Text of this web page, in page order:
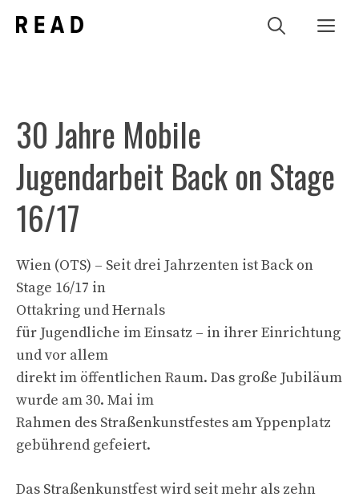
Inhalt
30 Jahre Mobile
Jugendarbeit Back on Stage
16/17
Wien (OTS) – Seit drei Jahrzenten ist Back on
Stage 16/17 in
Ottakring und Hernals
für Jugendliche im Einsatz – in ihrer Einrichtung
und vor allem
direkt im öffentlichen Raum. Das große Jubiläum
wurde am 30. Mai im
Rahmen des Straßenkunstfestes am Yppenplatz
gebührend gefeiert.
Das Straßenkunstfest wird seit mehr als zehn